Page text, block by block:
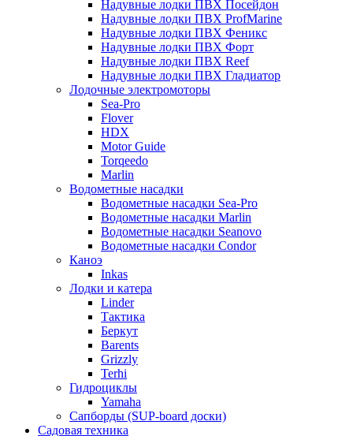
Надувные лодки ПВХ Посейдон
Надувные лодки ПВХ ProfMarine
Надувные лодки ПВХ Феникс
Надувные лодки ПВХ Форт
Надувные лодки ПВХ Reef
Надувные лодки ПВХ Гладиатор
Лодочные электромоторы
Sea-Pro
Flover
HDX
Motor Guide
Torqeedo
Marlin
Водометные насадки
Водометные насадки Sea-Pro
Водометные насадки Marlin
Водометные насадки Seanovo
Водометные насадки Condor
Каноэ
Inkas
Лодки и катера
Linder
Тактика
Беркут
Barents
Grizzly
Terhi
Гидроциклы
Yamaha
Сапборды (SUP-board доски)
Садовая техника